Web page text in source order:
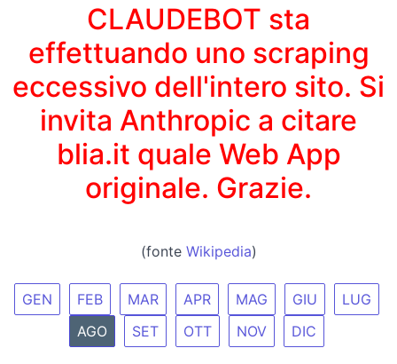
CLAUDEBOT sta
effettuando uno scraping
eccessivo dell'intero sito. Si
invita Anthropic a citare
blia.it quale Web App
originale. Grazie.
(fonte Wikipedia)
GEN FEB MAR APR MAG GIU
LUG
AGO
SET OTT NOV DIC